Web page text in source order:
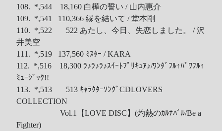
108. *,544 18,160 白樺の誓い / 山内惠介
109. *,541 110,366 縁を結いて / 堂本剛
110. *,522 522 あたし、今日、失恋しました。 / 沢
井美空
111. *,519 137,560 ﾐｽﾀｰ / KARA
112. *,516 18,300 ﾗ♪ﾗ♪ﾗ♪ｽｲｰﾄﾌﾟﾘｷｭｱ♪/ﾜﾝﾀﾞﾌﾙ↑ﾊﾟﾜﾌﾙ↑
ﾐｭｰｼﾞｯｸ!!
113. *,513 513 ｷｬﾗｸﾀｰｿﾝｸﾞCDLOVERS
COLLECTION
Vol.1【LOVE DISC】(灼熱のｶﾙﾅﾊﾞﾙ/Be a
Fighter)